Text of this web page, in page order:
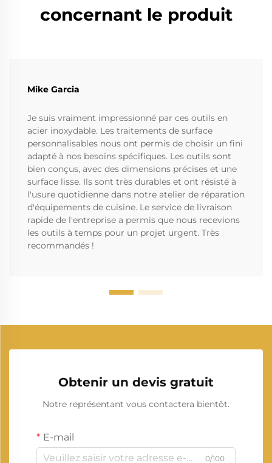
concernant le produit
Mike Garcia
Je suis vraiment impressionné par ces outils en
acier inoxydable. Les traitements de surface
personnalisables nous ont permis de choisir un fini
adapté à nos besoins spécifiques. Les outils sont
bien conçus, avec des dimensions précises et une
surface lisse. Ils sont très durables et ont résisté à
l'usure quotidienne dans notre atelier de réparation
d'équipements de cuisine. Le service de livraison
rapide de l'entreprise a permis que nous recevions
les outils à temps pour un projet urgent. Très
recommandés !
Obtenir un devis gratuit
Notre représentant vous contactera bientôt.
E-mail
0/100